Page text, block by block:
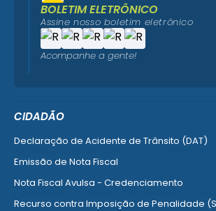
CIDADÃO
Declaração de Acidente de Trânsito (DAT)
Emissão de Nota Fiscal
Nota Fiscal Avulsa - Credenciamento
Recurso contra Imposição de Penalidade
BOLETIM ELETRÔNICO
Assine nosso boletim eletrônico
Acompanhe a gente!